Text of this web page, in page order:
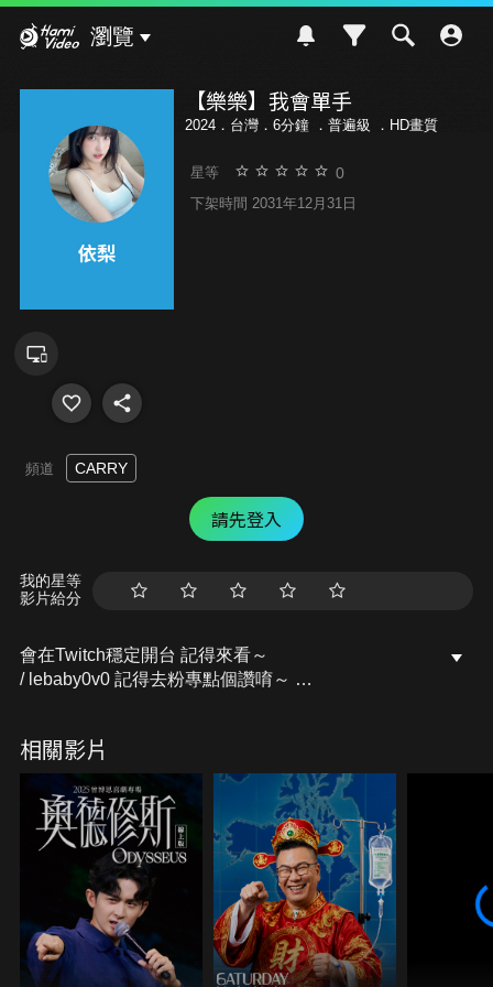
瀏覽
【樂樂】我會單手
2024．台灣．6分鐘 ． 普遍級 ．HD畫質
星等 0
下架時間 2031年12月31日
頻道 CARRY
請先登入
我的星等
影片給分
會在Twitch穩定開台 記得來看～
/ lebaby0v0 記得去粉專點個讚唷～
/ lebaby0v0 Instagram：lebaby0v0
/ lebaby0v0 本頻道授權相關請洽詢：
littlefish@mesports.com.tw
若非此窗口授權，一律概不承認。
業務合作請洽：san710501@mesports.com.tw
相關影片